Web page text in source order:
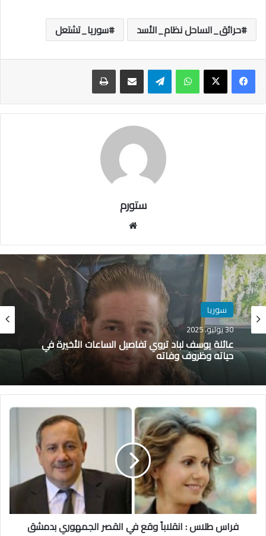
حرائق_الساحل نظام_الأسد سوريا_تشتعل
واتساب تيلقرام
ستورم
الوي
ب
سوريا
30 يوليو، 2025
عائلة يوسف لباد تروي تفاصيل الساعات الأخيرة في
حياته وظروف وفاته
ف
ا
ط
ل
ا
س
:
فراس طلاس : انقلاباً وقع في القصر الجمهوري بدمشق